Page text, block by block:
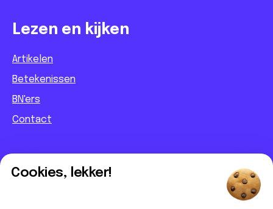
Lezen en kijken
Artikelen
Betekenissen
BN'ers
Contact
Informatief
Cookies, lekker!